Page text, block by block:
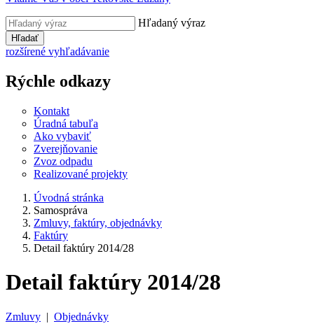
Hľadaný výraz
Hľadať
rozšírené vyhľadávanie
Rýchle odkazy
Kontakt
Úradná tabuľa
Ako vybaviť
Zverejňovanie
Zvoz odpadu
Realizované projekty
Úvodná stránka
Samospráva
Zmluvy, faktúry, objednávky
Faktúry
Detail faktúry 2014/28
Detail faktúry 2014/28
Zmluvy | Objednávky